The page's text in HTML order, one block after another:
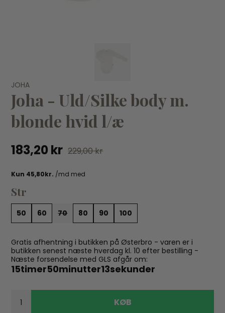
50
JOHA
Joha - Uld body Rosa l/æ
199,95 kr
JOHA
Joha - Uld/Silke body m.
blonde hvid l/æ
183,20 kr 229,00 kr
Str
50 60 70 80 90 100
Gratis afhentning i butikken på Østerbro - varen er i
butikken senest næste hverdag kl. 10 efter bestilling -
Næste forsendelse med GLS afgår om:
15timer50minutter12sekunder
KØB